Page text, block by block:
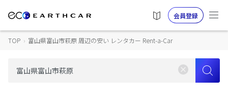
会員登録
TOP › 富山県富山市萩原 周辺の安い レンタカー Rent-a-Car